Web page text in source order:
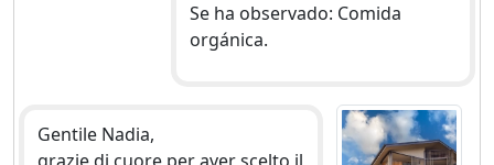
Se ha observado: Comida
orgánica.
Gentile Nadia,